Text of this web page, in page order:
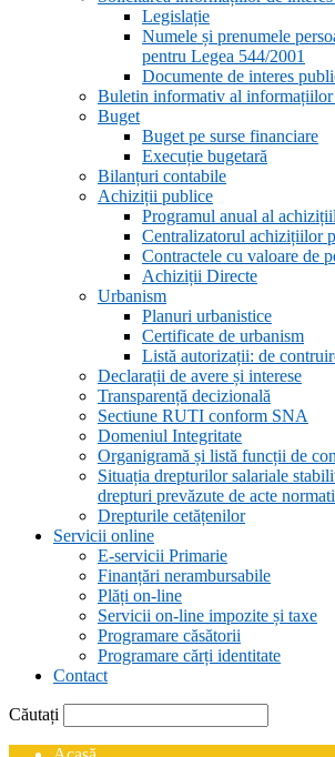
Legislație
Numele și prenumele
pentru Legea 544/2001
Documente de interes
Buletin informativ al informațiilor
Buget
Buget pe surse financiare
Execuție bugetară
Bilanțuri contabile
Achiziții publice
Programul anual al
Centralizatorul achizițiilor
Contractele cu valoare de
Achiziții Directe
Urbanism
Planuri urbanistice
Certificate de urbanism
Listă autorizații: de
Declarații de avere și interese
Transparență decizională
Sectiune RUTI conform SNA
Domeniul Integritate
Organigramă și listă funcții de
Situația drepturilor salariale
drepturi prevăzute de acte
Drepturile cetățenilor
Servicii online
E-servicii Primarie
Finanțări nerambursabile
Plăți on-line
Servicii on-line impozite și taxe
Programare căsătorii
Programare cărți identitate
Contact
Căutați